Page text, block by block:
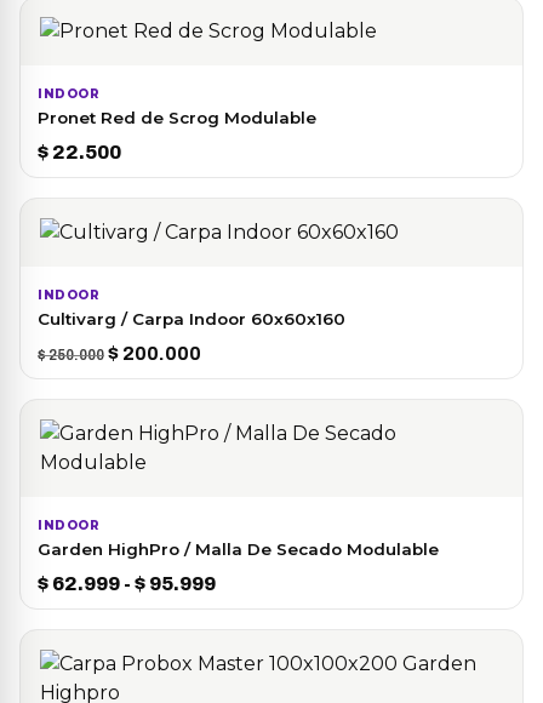
INDOOR
Pronet Red de Scrog Modulable
$ 22.500
INDOOR
Cultivarg / Carpa Indoor 60x60x160
$250.000 El
precio
era:
$ 250.000.
$ 200.000
precio
es:
INDOOR
Garden HighPro / Malla De Secado Modulable
$ 62.999 - $ 95.999Rango
de
desde